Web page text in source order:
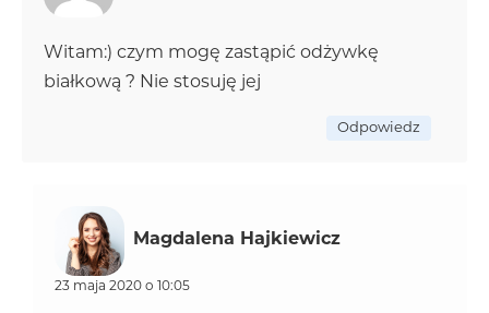
Witam:) czym mogę zastąpić odżywkę
białkową ? Nie stosuję jej
Odpowiedz
Magdalena Hajkiewicz
23 maja 2020 o 10:05